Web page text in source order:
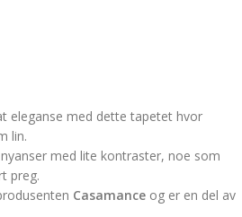
eleganse med dette tapetet hvor
lin.
med lite kontraster, noe som
preg.
Casamance og er en del av